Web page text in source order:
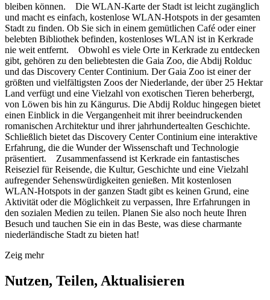
bleiben können. Die WLAN-Karte der Stadt ist leicht zugänglich
und macht es einfach, kostenlose WLAN-Hotspots in der gesamten
Stadt zu finden. Ob Sie sich in einem gemütlichen Café oder einer
belebten Bibliothek befinden, kostenloses WLAN ist in Kerkrade
nie weit entfernt. Obwohl es viele Orte in Kerkrade zu entdecken
gibt, gehören zu den beliebtesten die Gaia Zoo, die Abdij Rolduc
und das Discovery Center Continium. Der Gaia Zoo ist einer der
größten und vielfältigsten Zoos der Niederlande, der über 25 Hektar
Land verfügt und eine Vielzahl von exotischen Tieren beherbergt,
von Löwen bis hin zu Kängurus. Die Abdij Rolduc hingegen bietet
einen Einblick in die Vergangenheit mit ihrer beeindruckenden
romanischen Architektur und ihrer jahrhundertealten Geschichte.
Schließlich bietet das Discovery Center Continium eine interaktive
Erfahrung, die die Wunder der Wissenschaft und Technologie
präsentiert. Zusammenfassend ist Kerkrade ein fantastisches
Reiseziel für Reisende, die Kultur, Geschichte und eine Vielzahl
aufregender Sehenswürdigkeiten genießen. Mit kostenlosen
WLAN-Hotspots in der ganzen Stadt gibt es keinen Grund, eine
Aktivität oder die Möglichkeit zu verpassen, Ihre Erfahrungen in
den sozialen Medien zu teilen. Planen Sie also noch heute Ihren
Besuch und tauchen Sie ein in das Beste, was diese charmante
niederländische Stadt zu bieten hat!
Zeig mehr
Nutzen, Teilen, Aktualisieren